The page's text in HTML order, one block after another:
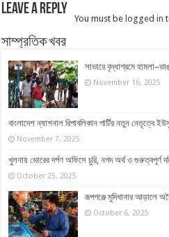
Leave a Reply
You must be logged in
সাম্প্রতিক খবর
সাভারে বৃদ্ধাশ্রমে
November 16, 2025
বাংলাদেশ ন্যাশনাল রিপাবলিকান পার্টির নতুন
November 7, 2025
খুলনায় ভোরের দর্পণ অফিসে চুরি, নগদ অর্থ ও গুরুত্বপূর্ণ
October 25, 2025
রূপগঞ্জে মুদিখানার আড়ালে
October 6, 2025